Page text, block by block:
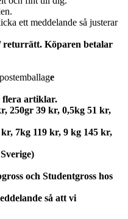
ett meddelande så justerar
returrätt. Köparen betalar
e
flera artiklar.
250gr 39 kr, 0,5kg 51 kr,
7kg 119 kr, 9 kg 145 kr,
och Studentgross hos
så att vi